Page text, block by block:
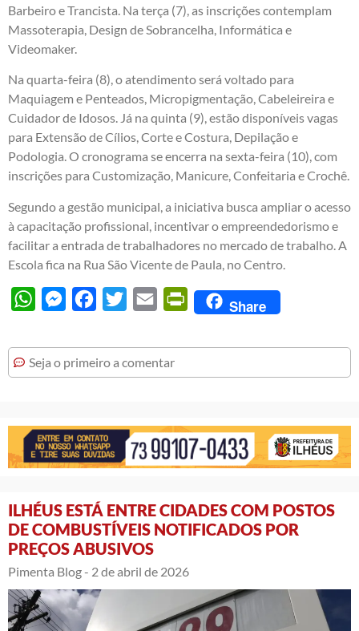
Barbeiro e Trancista. Na terça (7), as inscrições contemplam
Massoterapia, Design de Sobrancelha, Informática e
Videomaker.
Na quarta-feira (8), o atendimento será voltado para
Maquiagem e Penteados, Micropigmentação, Cabeleireira e
Cuidador de Idosos. Já na quinta (9), estão disponíveis vagas
para Extensão de Cílios, Corte e Costura, Depilação e
Podologia. O cronograma se encerra na sexta-feira (10), com
inscrições para Customização, Manicure, Confeitaria e Crochê.
Segundo a gestão municipal, a iniciativa busca ampliar o acesso
à capacitação profissional, incentivar o empreendedorismo e
facilitar a entrada de trabalhadores no mercado de trabalho. A
Escola fica na Rua São Vicente de Paula, no Centro.
WhatsAppMessengerFacebook
Twitter Email PrintFriendly
Share
Seja o primeiro a comentar
ILHÉUS ESTÁ ENTRE CIDADES COM POSTOS
DE COMBUSTÍVEIS NOTIFICADOS POR
PREÇOS ABUSIVOS
Pimenta Blog - 2 de abril de 2026